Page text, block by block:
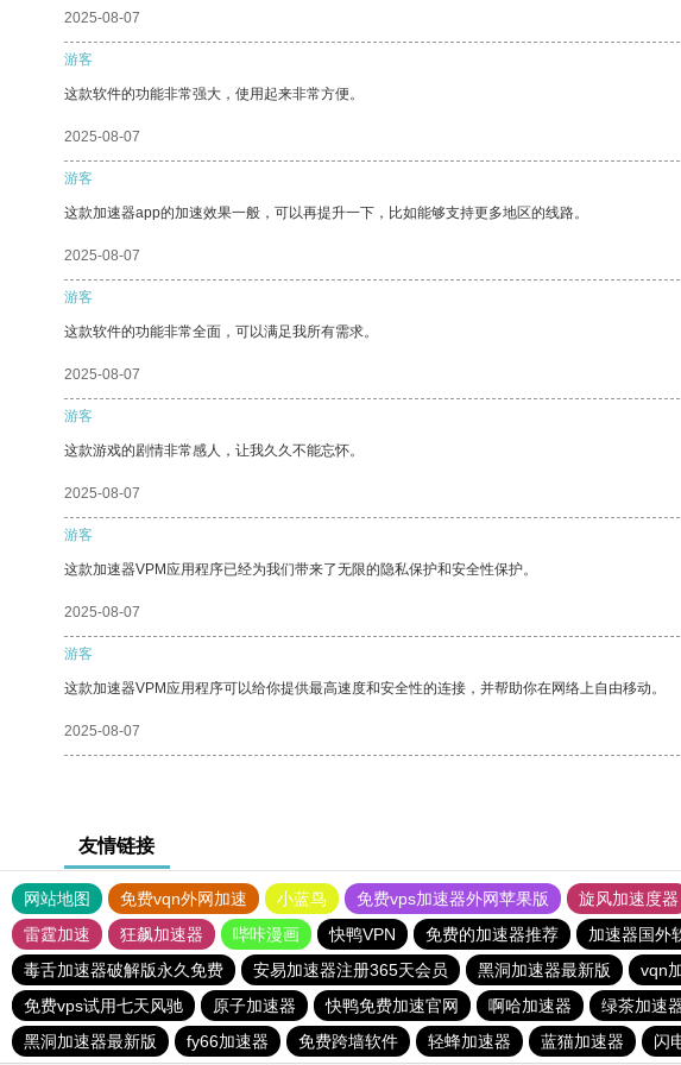
2025-08-07
游客
这款软件的功能非常强大，使用起来非常方便。
2025-08-07
游客
这款加速器app的加速效果一般，可以再提升一下，比如能够支持更多地区的线路。
2025-08-07
游客
这款软件的功能非常全面，可以满足我所有需求。
2025-08-07
游客
这款游戏的剧情非常感人，让我久久不能忘怀。
2025-08-07
游客
这款加速器VPM应用程序已经为我们带来了无限的隐私保护和安全性保护。
2025-08-07
游客
这款加速器VPM应用程序可以给你提供最高速度和安全性的连接，并帮助你在网络上自由移动。
2025-08-07
友情链接
网站地图 免费vqn外网加速 小蓝鸟 免费vps加速器外网苹果版 旋风加速度器
雷霆加速
狂飙加速器 哔咔漫画 快鸭VPN 免费的加速器推荐 加速器国外
毒舌加速器破解版永久免费
安易加速器注册365天会员 黑洞加速器最新版 vqn
免费vps试用七天风驰
原子加速器 快鸭免费加速官网 啊哈加速器 绿茶加速
黑洞加速器最新版
fy66加速器 免费跨墙软件 轻蜂加速器 蓝猫加速器 闪